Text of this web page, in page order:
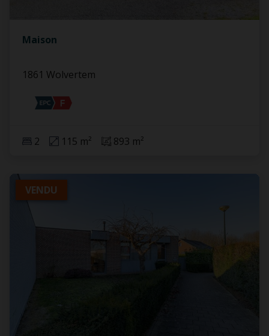
Maison
1861 Wolvertem
2 115 m² 893 m²
VENDU